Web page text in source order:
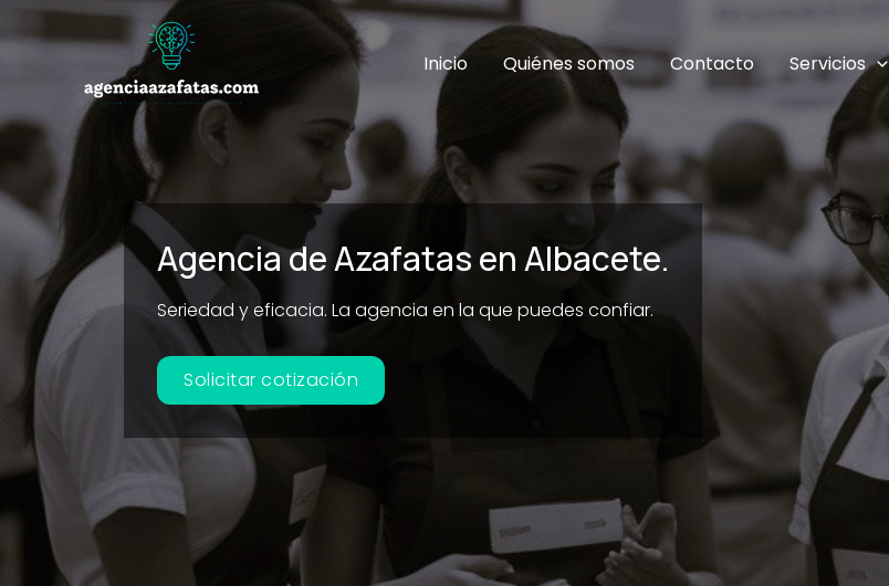
al
Inicio Quiénes somos Contacto Servicios
Agencia de Azafatas en Albacete.
Seriedad y eficacia. La agencia en la que puedes confiar.
Solicitar cotización